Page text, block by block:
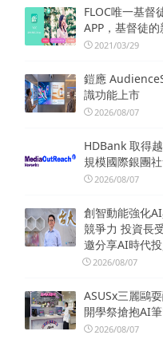
FLOC唯一基督
APP，基督徒
2021/03/29
鎧應
識功能上市
2026/08/07
HDBank 取得
規模國際銀團
2026/08/07
創智動能強化
競爭力 投資長
邀分享AI時代
2026/08/07
ASUSx三麗鷗
開學祭搶抱AI筆
2026/08/07